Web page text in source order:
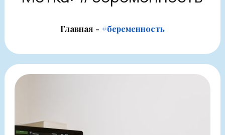
Главная #беременность